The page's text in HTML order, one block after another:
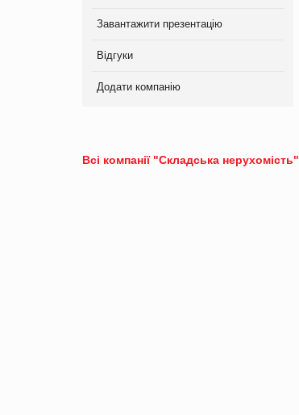
Завантажити презентацію
Відгуки
Додати компанію
Всі компанії "Складська нерухомість"